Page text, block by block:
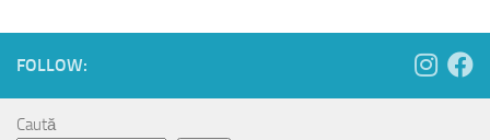
FOLLOW:
Caută